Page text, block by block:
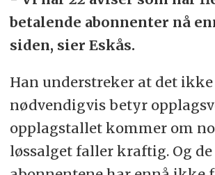
betalende abonnenter nå
siden, sier Eskås.
Han understreker at det ikke
nødvendigvis betyr
opplagstallet kommer om
løssalget faller kraftig. Og